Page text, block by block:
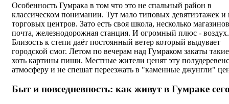
Особенность Гумрака в том что это не спальный район в
классическом понимании. Тут мало типовых девятиэтажек и
торговых центров. Зато есть своя школа, несколько
почта, железнодорожная станция. И огромный плюс - воздух.
Близость к степи даёт постоянный ветер который выдувает
городской смог. Летом по вечерам над Гумраком закаты
хоть картины пиши. Местные жители ценят эту
атмосферу и не спешат переезжать в "каменные джунгли"
Быт и повседневность: как живут в Гумраке